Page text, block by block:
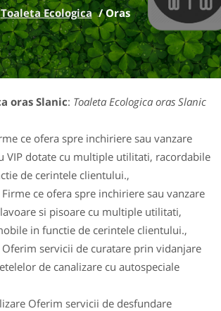
Toaleta Ecologica /Oras
oras Slanic: Toaleta Ecologica oras Slanic
ce ofera spre inchiriere sau vanzare
VIP dotate cu multiple utilitati, racordabile
de cerintele clientului.,
ce ofera spre inchiriere sau vanzare
si pisoare cu multiple utilitati,
in functie de cerintele clientului.,
servicii de curatare prin vidanjare
de canalizare cu autospeciale
Oferim servicii de desfundare